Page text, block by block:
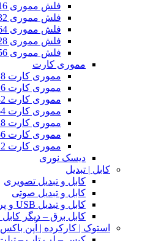
فلش مموری 16 گیگ
فلش مموری 32 گیگ
فلش مموری 64 گیگ
فلش مموری 128 گیگ
فلش مموری 256 گیگ
مموری کارت
مموری کارت 8 گیگ
مموری کارت 16 گیگ
مموری کارت 32 گیگ
مموری کارت 64 گیگ
مموری کارت 128 گیگ
مموری کارت 256 گیگ
مموری کارت 512 گیگ
دیسک نوری
کابل | تبدیل
کابل و تبدیل تصویری
کابل و تبدیل صوتی
کابل و تبدیل USB و پرینتر
کابل برق – دیگر کابل
استوک | کارکرده | اُپن باکس